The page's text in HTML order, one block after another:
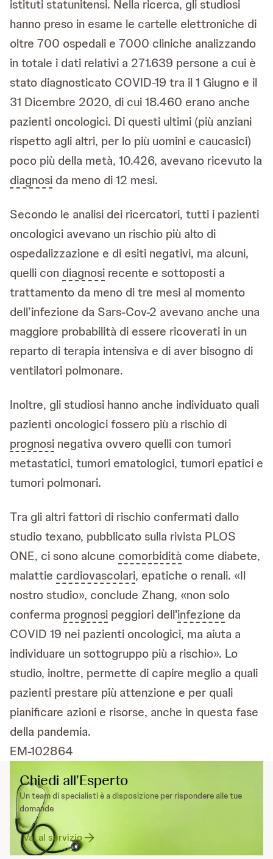
istituti statunitensi. Nella ricerca, gli studiosi
hanno preso in esame le cartelle elettroniche di
oltre 700 ospedali e 7000 cliniche analizzando
in totale i dati relativi a 271.639 persone a cui è
stato diagnosticato COVID-19 tra il 1 Giugno e il
31 Dicembre 2020, di cui 18.460 erano anche
pazienti oncologici. Di questi ultimi (più anziani
rispetto agli altri, per lo più uomini e caucasici)
poco più della metà, 10.426, avevano ricevuto la
diagnosi da meno di 12 mesi.
Secondo le analisi dei ricercatori, tutti i pazienti
oncologici avevano un rischio più alto di
ospedalizzazione e di esiti negativi, ma alcuni,
quelli con diagnosi recente e sottoposti a
trattamento da meno di tre mesi al momento
dell’infezione da Sars-Cov-2 avevano anche una
maggiore probabilità di essere ricoverati in un
reparto di terapia intensiva e di aver bisogno di
ventilatori polmonare.
Inoltre, gli studiosi hanno anche individuato quali
pazienti oncologici fossero più a rischio di
prognosi negativa ovvero quelli con tumori
metastatici, tumori ematologici, tumori epatici e
tumori polmonari.
Tra gli altri fattori di rischio confermati dallo
studio texano, pubblicato sulla rivista PLOS
ONE, ci sono alcune comorbidità come diabete,
malattie cardiovascolari, epatiche o renali. «Il
nostro studio», conclude Zhang, «non solo
conferma prognosi peggiori dell'infezione da
COVID 19 nei pazienti oncologici, ma aiuta a
individuare un sottogruppo più a rischio». Lo
studio, inoltre, permette di capire meglio a quali
pazienti prestare più attenzione e per quali
pianificare azioni e risorse, anche in questa fase
della pandemia.
EM-102864
Chiedi all'Esperto
Un team di specialisti è a disposizione per rispondere alle tue
domande
Vai al servizio